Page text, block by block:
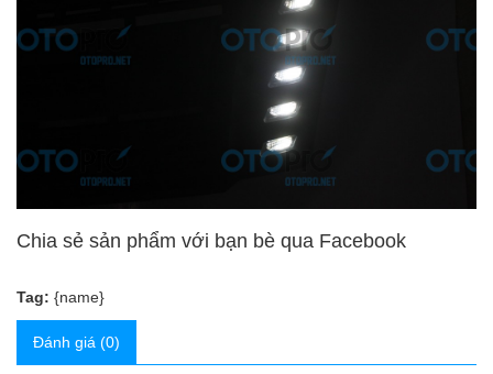
Chia sẻ sản phẩm với bạn bè qua Facebook
Tag: {name}
Đánh giá (0)